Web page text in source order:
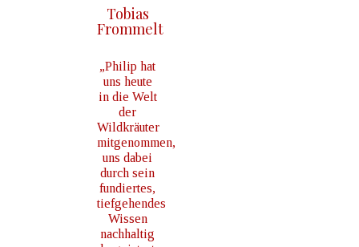
Tobias
Frommelt
„Philip hat
uns heute
in die Welt
der
Wildkräuter
mitgenommen,
uns dabei
durch sein
fundiertes,
tiefgehendes
Wissen
nachhaltig